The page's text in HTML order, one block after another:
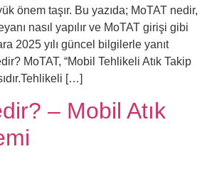
önem taşır. Bu yazıda; MoTAT nedir,
nasıl yapılır ve MoTAT girişi gibi
2025 yılı güncel bilgilerle yanıt
MoTAT, “Mobil Tehlikeli Atık Takip
[…]
– Mobil Atık